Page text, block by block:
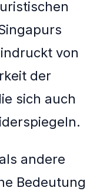
von
der
sich auch
andere
Bedeutung